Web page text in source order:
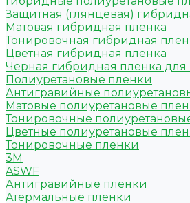
Защитная (глянцевая)
Матовая гибридная пленка
Тонировочная гибридная
Цветная гибридная пленка
Черная гибридная пленка для
Полиуретановые пленки
Антигравийные
Матовые полиуретановые
Тонировочные
Цветные полиуретановые
Тонировочные пленки
3M
ASWF
Антигравийные пленки
Атермальные пленки